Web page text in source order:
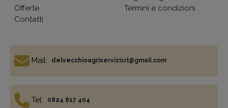
Offerte
Contatti
Termini e condizioni
Mail: delvecchioagriservizisrl@gmail.com
Tel: 0824 817 404